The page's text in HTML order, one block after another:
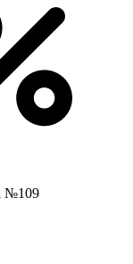
№109